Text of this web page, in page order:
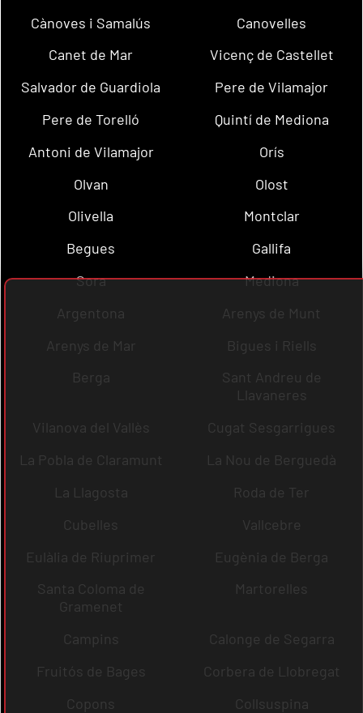
Cànoves i Samalús
Canovelles
Canet de Mar
Vicenç de Castellet
Salvador de Guardiola
Pere de Vilamajor
Pere de Torelló
Quintí de Mediona
Antoni de Vilamajor
Orís
Olvan
Olost
Olivella
Montclar
Begues
Gallifa
Sora
Mediona
Argentona
Arenys de Munt
Arenys de Mar
Bigues i Riells
Berga
Sant Andreu de
Llavaneres
Vilanova del Vallès
Cugat Sesgarrigues
La Pobla de Claramunt
La Nou de Berguedà
La Llagosta
Roda de Ter
Cubelles
Vallcebre
Eulàlia de Riuprimer
Eugènia de Berga
Santa Coloma de
Gramenet
Martorelles
Campins
Calonge de Segarra
Fruitós de Bages
Corbera de Llobregat
Copons
Collsuspina